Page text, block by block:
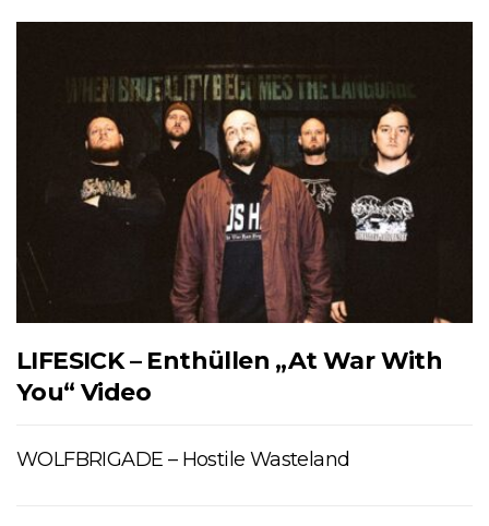
LIFESICK – Enthüllen „At War With
You“ Video
WOLFBRIGADE – Hostile Wasteland